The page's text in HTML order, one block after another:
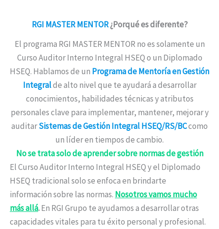
RGI MASTER MENTOR¿Porqué es diferente?
El programa RGI MASTER MENTOR no es solamente un
Curso Auditor Interno Integral HSEQ o un Diplomado
HSEQ. Hablamos de un Programa de Mentoría en Gestión
Integralde alto nivel que te ayudará a desarrollar
conocimientos, habilidades técnicas y atributos
personales clave para implementar, mantener, mejorar y
auditarSistemas de Gestión Integral HSEQ/RS/BCcomo
un líder en tiempos de cambio.
No se trata solo de aprender sobre normas de gestión
El Curso Auditor Interno Integral HSEQ y el Diplomado
HSEQ tradicional solo se enfoca en brindarte
información sobre las normas. Nosotros vamos mucho
más allá.En RGI Grupo te ayudamos a desarrollar otras
capacidades vitales para tu éxito personal y profesional.